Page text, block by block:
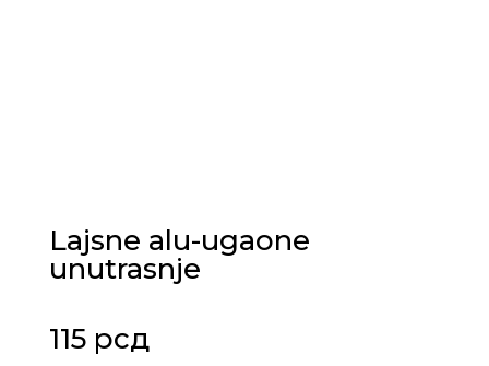
Lajsne alu-ugaone
unutrasnje
115 рсд